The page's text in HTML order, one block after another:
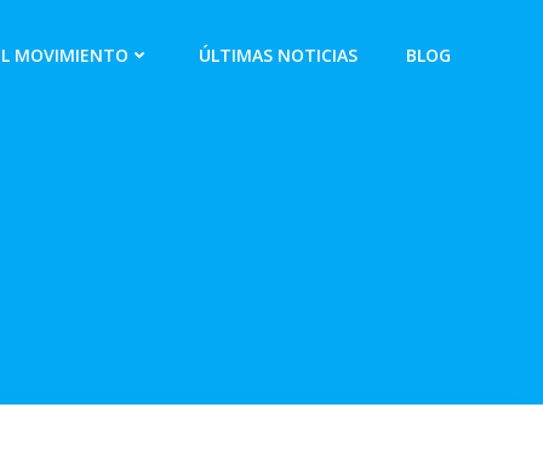
MOVIMIENTO ÚLTIMAS NOTICIAS BLOG